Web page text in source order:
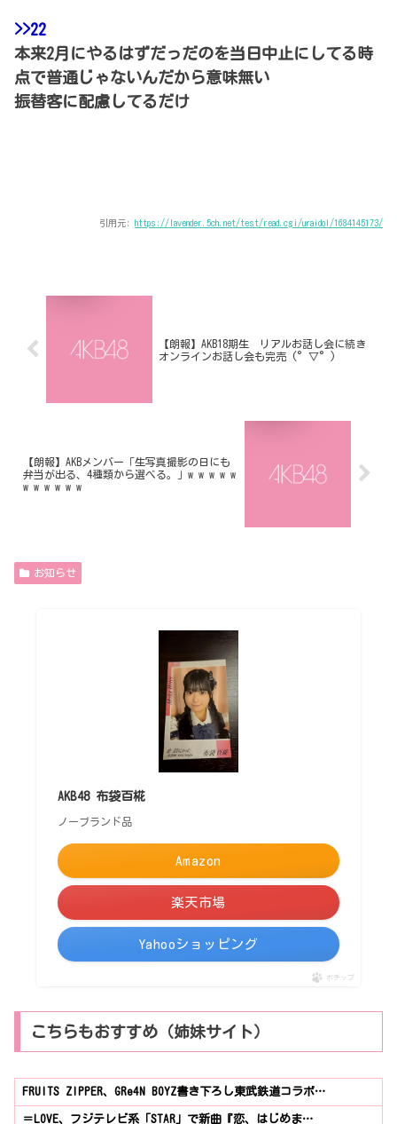
>>22
本来2月にやるはずだっだのを当日中止にしてる時
点で普通じゃないんだから意味無い
振替客に配慮してるだけ
引用元: https://lavender.5ch.net/test/read.cgi/uraidol/1684145173/
【朗報】AKB18期生 リアルお話し会に続き
オンラインお話し会も完売 (°▽°)
【朗報】AKBメンバー「生写真撮影の日にも
弁当が出る、4種類から選べる。」w w w w w
w w w w w w
お知らせ
AKB48 布袋百椛
ノーブランド品
Amazon
楽天市場
Yahooショッピング
ポチップ
こちらもおすすめ（姉妹サイト）
FRUITS ZIPPER、GRe4N BOYZ書き下ろし東武鉄道コラボ…
＝LOVE、フジテレビ系「STAR」で新曲『恋、はじめま…